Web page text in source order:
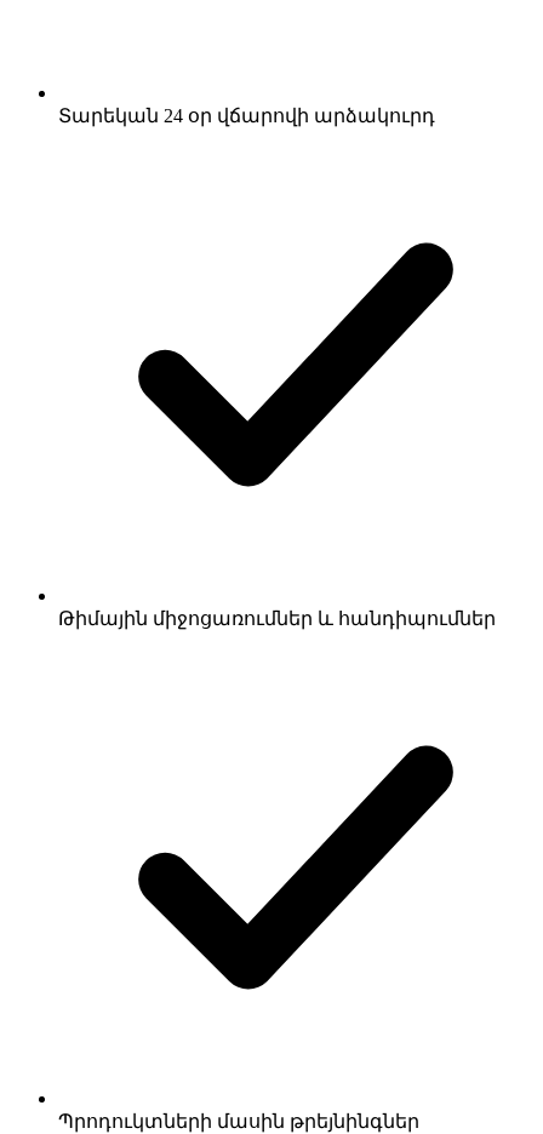
Տարեկան 24 օր վճարովի արձակուրդ
Թիմային միջոցառումներ և հանդիպումներ
Պրոդուկտների մասին թրեյնինգներ